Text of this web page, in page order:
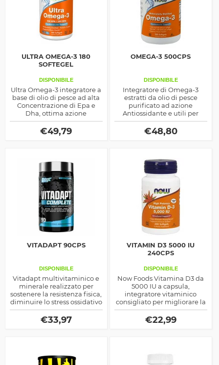
ULTRA OMEGA-3 180
SOFTEGEL
DISPONIBILE
Ultra Omega-3 integratore a
base di olio di pesce ad alta
Concentrazione di Epa e
Dha, ottima azione
antiossidante, prodotto dalla
Now Foods
€49,79
OMEGA-3 500CPS
DISPONIBILE
Integratore di Omega-3
estratti da olio di pesce
purificato ad azione
Antiossidante e utili per
abbassare i livelli nel sangue
by NOW FOODS
€48,80
VITADAPT 90CPS
DISPONIBILE
Vitadapt multivitaminico e
minerale realizzato per
sostenere la resistenza fisica,
diminuire lo stress ossidativo
e coadiuvare la prestazione
sportiva, scopri come agisce
sul tuo metabolismo
€33,97
VITAMIN D3 5000 IU
240CPS
DISPONIBILE
Now Foods Vitamina D3 da
5000 IU a capsula,
integratore vitaminico
consigliato per migliorare la
calcificazione ossea e
stimolare la produzione
naturale del Testosterone
€22,99